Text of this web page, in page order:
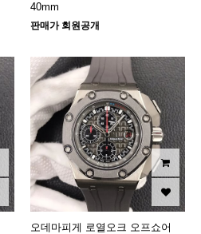
40mm
판매가 회원공개
오데마피게 로열오크 오프쇼어